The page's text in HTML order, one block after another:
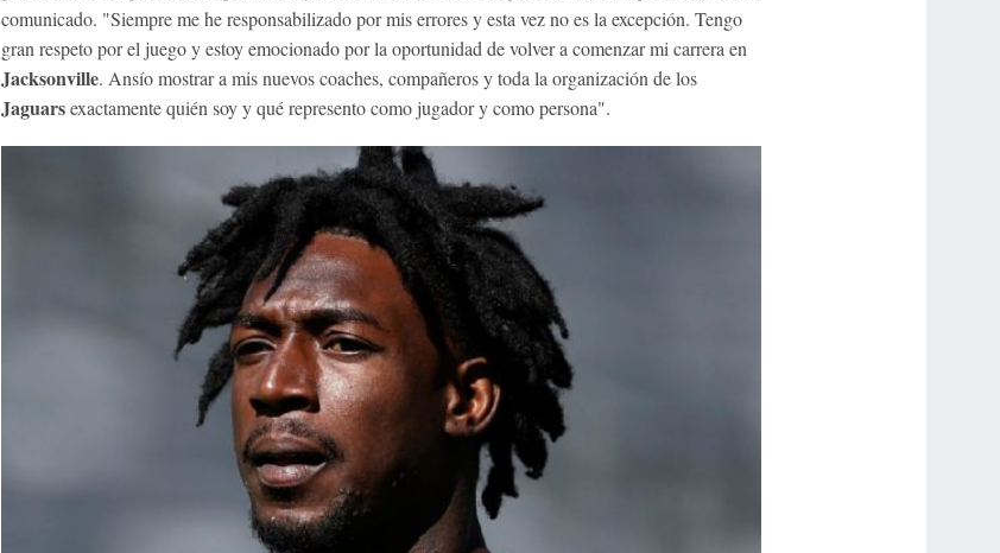
comunicado. "Siempre me he responsabilizado por mis errores y esta vez no es la excepción. Tengo
gran respeto por el juego y estoy emocionado por la oportunidad de volver a comenzar mi carrera en
Jacksonville. Ansío mostrar a mis nuevos coaches, compañeros y toda la organización de los
Jaguarsexactamente quién soy y qué represento como jugador y como persona".